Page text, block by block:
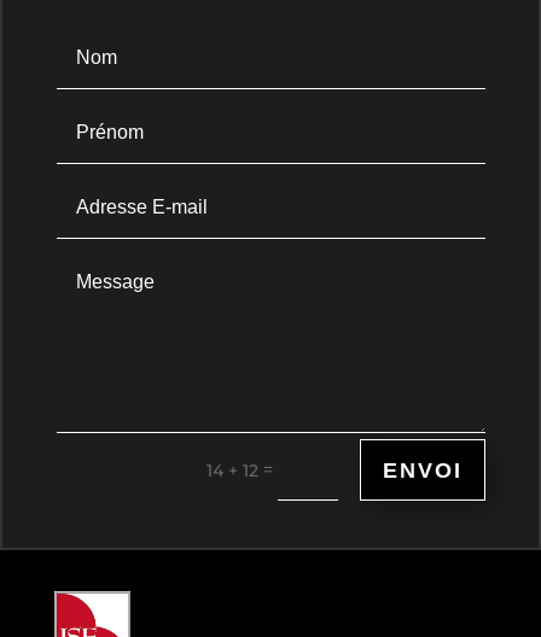
14 + 12 = ENVOI